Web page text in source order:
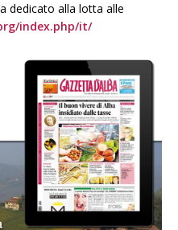
dedicato alla lotta alle
index.php/it/